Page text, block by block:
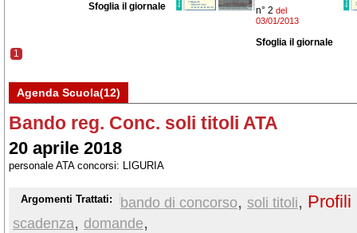
Sfoglia il giornale n° 2 del
03/01/2013
Sfoglia il giornale
1
Agenda Scuola(12)
Bando reg. Conc. soli titoli ATA
20 aprile 2018
personale ATA concorsi: LIGURIA
Argomenti Trattati: bando di concorso, soli titoli, Profili
scadenza, domande,